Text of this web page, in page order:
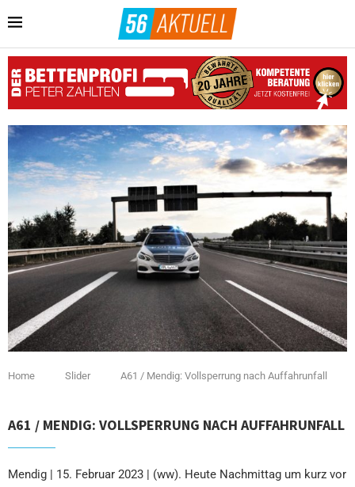
Home Slider A61 / Mendig: Vollsperrung nach Auffahrunfall
A61 / MENDIG: VOLLSPERRUNG NACH AUFFAHRUNFALL
Mendig | 15. Februar 2023 | (ww). Heute Nachmittag um kurz vor